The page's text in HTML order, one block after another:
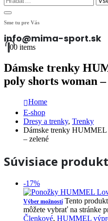
Sme tu pre Vás
info@mima-sport.sk
00 items
Dámske trenky
poly shorts woman –
Home
E-shop
Dresy a trenky, Trenky
Dámske trenky
– zelené
Súvisiace
-17%
Výber možností Tento
môžete vybrať na stránke
Členkové, HUMMEL